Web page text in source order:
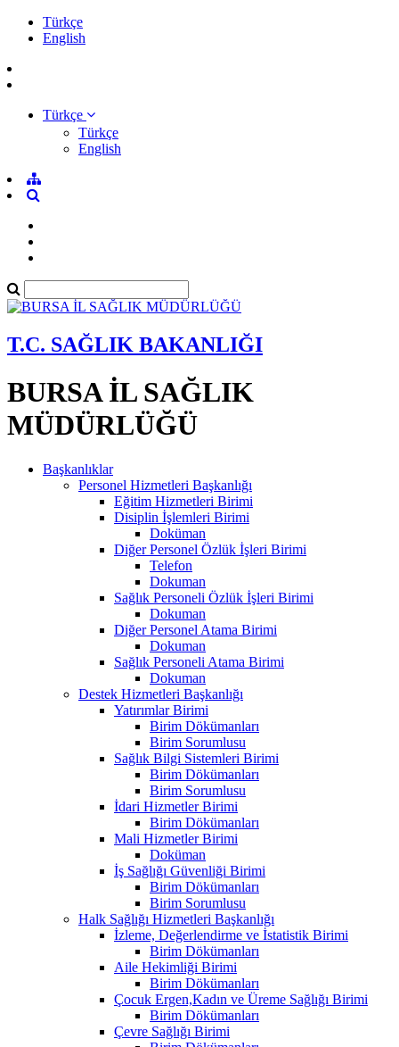
Türkçe
English
Türkçe
Türkçe
English
T.C. SAĞLIK BAKANLIĞI
BURSA İL SAĞLIK
MÜDÜRLÜĞÜ
Başkanlıklar
Personel Hizmetleri Başkanlığı
Eğitim Hizmetleri Birimi
Disiplin İşlemleri Birimi
Doküman
Diğer Personel Özlük İşleri Birimi
Telefon
Dokuman
Sağlık Personeli Özlük İşleri Birimi
Dokuman
Diğer Personel Atama Birimi
Dokuman
Sağlık Personeli Atama Birimi
Dokuman
Destek Hizmetleri Başkanlığı
Yatırımlar Birimi
Birim Dökümanları
Birim Sorumlusu
Sağlık Bilgi Sistemleri Birimi
Birim Dökümanları
Birim Sorumlusu
İdari Hizmetler Birimi
Birim Dökümanları
Mali Hizmetler Birimi
Doküman
İş Sağlığı Güvenliği Birimi
Birim Dökümanları
Birim Sorumlusu
Halk Sağlığı Hizmetleri Başkanlığı
İzleme, Değerlendirme ve İstatistik Birimi
Birim Dökümanları
Aile Hekimliği Birimi
Birim Dökümanları
Çocuk Ergen,Kadın ve Üreme Sağlığı Birimi
Birim Dökümanları
Çevre Sağlığı Birimi